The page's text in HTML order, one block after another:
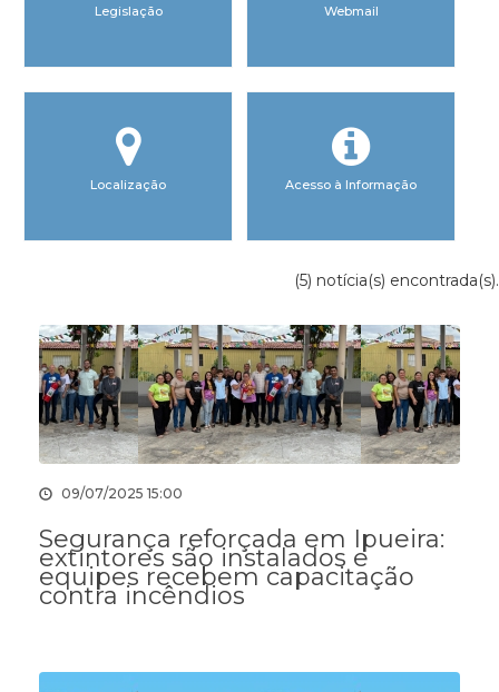
Legislação Webmail
Localização Acesso à Informação
(5) notícia(s) encontrada(s).
09/07/2025 15:00
Segurança reforçada em Ipueira:
extintores são instalados e
equipes recebem capacitação
contra incêndios